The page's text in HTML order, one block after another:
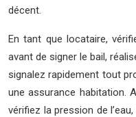
décent.
En tant que locataire,
avant de signer le bail,
signalez rapidement tout
une assurance habitation.
vérifiez la pression de